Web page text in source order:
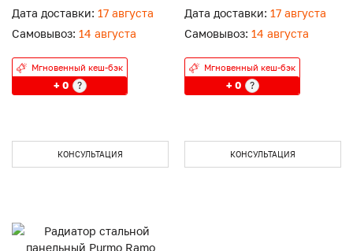
Дата доставки: 17 августа
Самовывоз: 14 августа
Мгновенный кеш-бэк
+ 0 ?
КОНСУЛЬТАЦИЯ
Дата доставки: 17 августа
Самовывоз: 14 августа
Мгновенный кеш-бэк
+ 0 ?
КОНСУЛЬТАЦИЯ